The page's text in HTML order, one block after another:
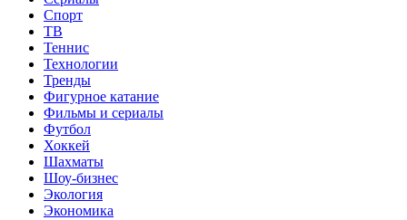
Спорт
ТВ
Теннис
Технологии
Тренды
Фигурное катание
Фильмы и сериалы
Футбол
Хоккей
Шахматы
Шоу-бизнес
Экология
Экономика